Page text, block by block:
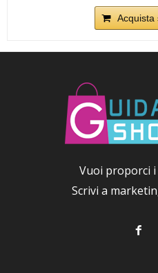
Acquista
Vuoi proporci
Scrivi a